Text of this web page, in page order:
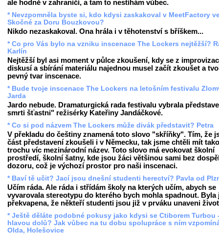
ale hodně v zahraničí, a tam to nestíhám vůbec.
* Nevzpomněla byste si, kdo kdysi zaskakoval v MeetFactory
Skočné za Doru Bouzkovou?
Nikdo nezaskakoval. Ona hrála i v těhotenství s bříškem...
* Co pro Vás bylo na vzniku inscenace The Lockers nejtěžší?
Karlín
Nejtěžší byl asi moment v půlce zkoušení, kdy se z
diskusí a sbírání materiálu najednou musel začít zkoušet a
pevný tvar inscenace.
* Bude tvoje inscenace The Lockers na letošním festivalu
Jarda
Jardo nebude. Dramaturgická rada festivalu vybrala
smrti šťastni" režisérky Kateřiny Jandáčkové.
* Co si pod názvem The Lockers může divák představit? Petra
V překladu do češtiny znamená toto slovo "skříňky". Tím, že
část představení zkoušeli i v Německu, tak jsme chtěli mít
trochu víc mezinárodní název. Toto slovo má evokovat školní
prostředí, školní šatny, kde jsou žáci většinou sami bez
dozoru, což je výchozí prostor pro naši inscenaci.
* Baví tě učit? Jací jsou dnešní studenti herectví? Pavla od
Učím ráda. Ale ráda i střídám školy na kterých učím, abych se
vyvarovala stereotypu do kterého bych mohla spadnout. Byla
překvapena, že někteří studenti jsou již v prváku unaveni
* Ještě děláte podobné pokusy jako kdysi se Ctiborem Turbou
hlavou dolů? Jak vůbec na tu dobu spolupráce s ním
Olda, Holešovice